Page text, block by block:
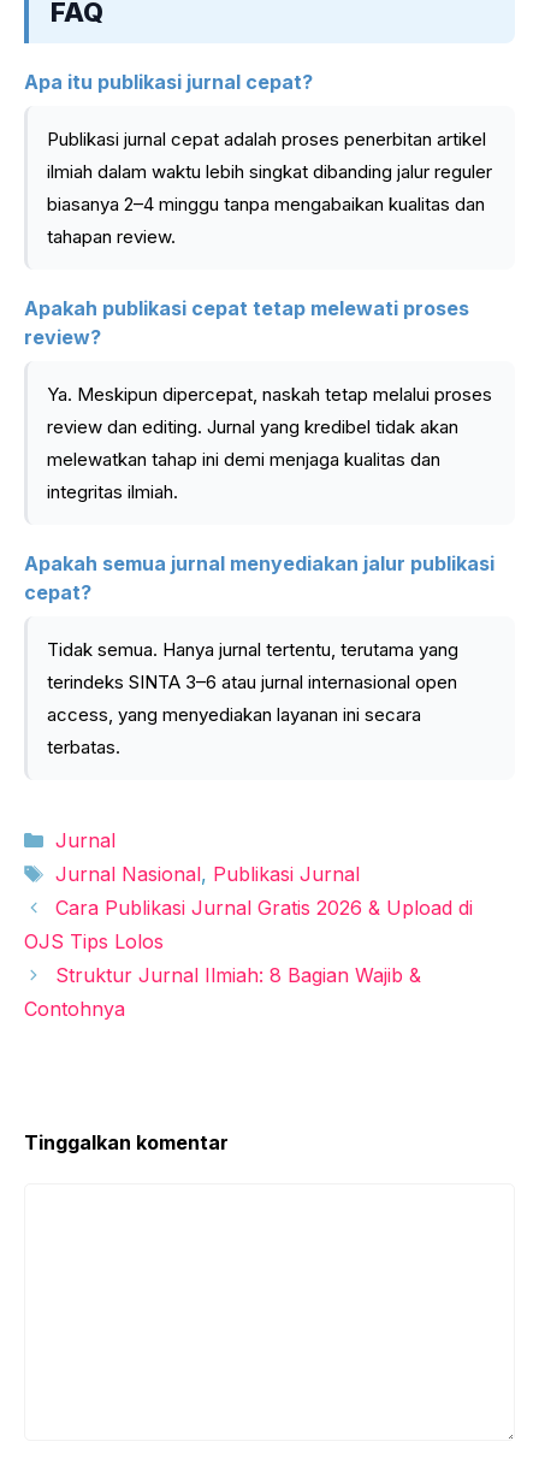
FAQ
Apa itu publikasi jurnal cepat?
Publikasi jurnal cepat adalah proses penerbitan artikel
ilmiah dalam waktu lebih singkat dibanding jalur reguler
biasanya 2–4 minggu tanpa mengabaikan kualitas dan
tahapan review.
Apakah publikasi cepat tetap melewati proses
review?
Ya. Meskipun dipercepat, naskah tetap melalui proses
review dan editing. Jurnal yang kredibel tidak akan
melewatkan tahap ini demi menjaga kualitas dan
integritas ilmiah.
Apakah semua jurnal menyediakan jalur publikasi
cepat?
Tidak semua. Hanya jurnal tertentu, terutama yang
terindeks SINTA 3–6 atau jurnal internasional open
access, yang menyediakan layanan ini secara
terbatas.
Kategori
Jurnal
Tag
Jurnal Nasional, Publikasi Jurnal
Cara Publikasi Jurnal Gratis 2026 & Upload di
OJS Tips Lolos
Struktur Jurnal Ilmiah: 8 Bagian Wajib &
Contohnya
Tinggalkan komentar